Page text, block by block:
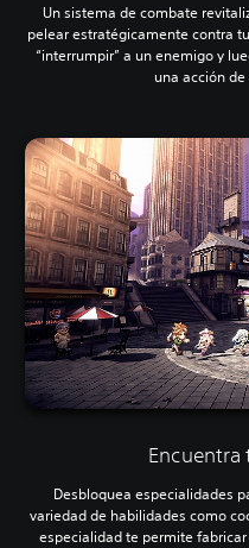
Un sistema de combate
pelear estratégicamente contra
“interrumpir” a un enemigo y
una acción
Encuentra
Desbloquea especialidades
variedad de habilidades como
especialidad te permite